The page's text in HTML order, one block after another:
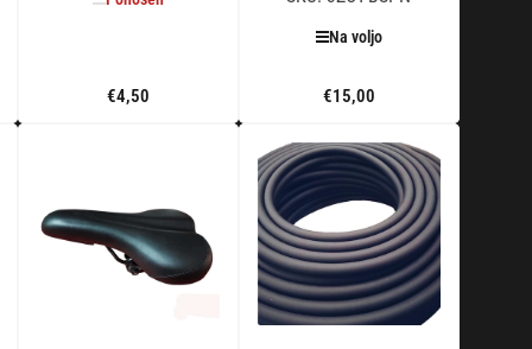
Standardna
€4,50
Na voljo
Standardna
€15,00
Dodaj v
voziček